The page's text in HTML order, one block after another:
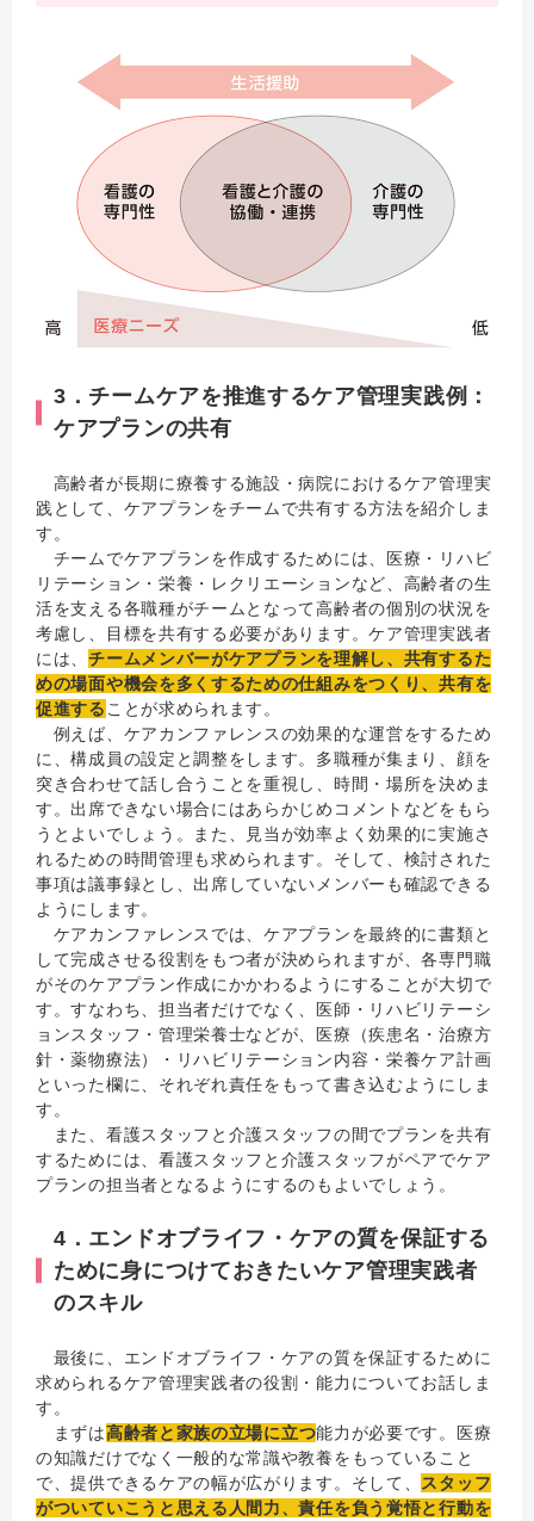
3．チームケアを推進するケア管理実践例：
ケアプランの共有
高齢者が長期に療養する施設・病院におけるケア管理実
践として、ケアプランをチームで共有する方法を紹介しま
す。
チームでケアプランを作成するためには、医療・リハビ
リテーション・栄養・レクリエーションなど、高齢者の生
活を支える各職種がチームとなって高齢者の個別の状況を
考慮し、目標を共有する必要があります。ケア管理実践者
には、チームメンバーがケアプランを理解し、共有するた
めの場面や機会を多くするための仕組みをつくり、共有を
促進する ことが求められます。
例えば、ケアカンファレンスの効果的な運営をするため
に、構成員の設定と調整をします。多職種が集まり、顔を
突き合わせて話し合うことを重視し、時間・場所を決めま
す。出席できない場合にはあらかじめコメントなどをもら
うとよいでしょう。また、見当が効率よく効果的に実施さ
れるための時間管理も求められます。そして、検討された
事項は議事録とし、出席していないメンバーも確認できる
ようにします。
ケアカンファレンスでは、ケアプランを最終的に書類と
して完成させる役割をもつ者が決められますが、各専門職
がそのケアプラン作成にかかわるようにすることが大切で
す。すなわち、担当者だけでなく、医師・リハビリテーシ
ョンスタッフ・管理栄養士などが、医療（疾患名・治療方
針・薬物療法）・リハビリテーション内容・栄養ケア計画
といった欄に、それぞれ責任をもって書き込むようにしま
す。
また、看護スタッフと介護スタッフの間でプランを共有
するためには、看護スタッフと介護スタッフがペアでケア
プランの担当者となるようにするのもよいでしょう。
4．エンドオブライフ・ケアの質を保証する
ために身につけておきたいケア管理実践者
のスキル
最後に、エンドオブライフ・ケアの質を保証するために
求められるケア管理実践者の役割・能力についてお話しま
す。
まずは高齢者と家族の立場に立つ能力が必要です。医療
の知識だけでなく一般的な常識や教養をもっていること
で、提供できるケアの幅が広がります。そして、 スタッフ
がついていこうと思える人間力、責任を負う覚悟と行動を